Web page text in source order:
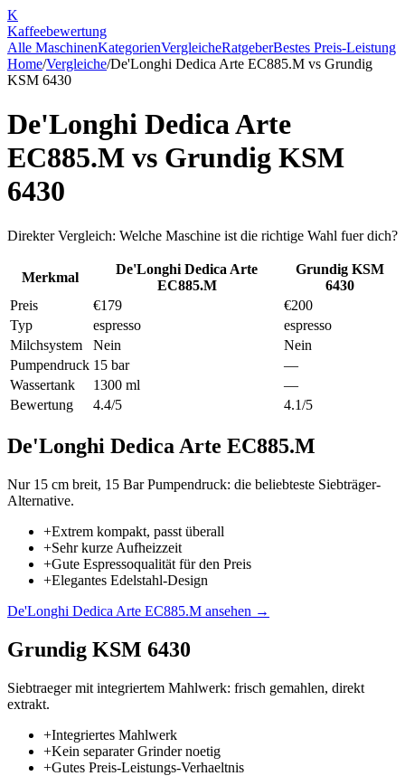
K
Kaffeebewertung
Alle MaschinenKategorienVergleicheRatgeberBestes Preis-Leistung
Home/Vergleiche/De'Longhi Dedica Arte EC885.M vs Grundig
KSM 6430
De'Longhi Dedica Arte
EC885.M vs Grundig KSM
6430
Direkter Vergleich: Welche Maschine ist die richtige Wahl fuer dich?
Merkmal
De'Longhi Dedica Arte
EC885.M
Grundig KSM
6430
Preis
€179
€200
Typ
espresso
espresso
Milchsystem
Nein
Nein
Pumpendruck 15 bar
—
Wassertank
1300 ml
—
Bewertung
4.4/5 4.1/5
De'Longhi Dedica Arte EC885.M
Nur 15 cm breit, 15 Bar Pumpendruck: die beliebteste Siebträger-
Alternative.
+Extrem kompakt, passt überall
+Sehr kurze Aufheizzeit
+Gute Espressoqualität für den Preis
+Elegantes Edelstahl-Design
De'Longhi Dedica Arte EC885.M ansehen →
Grundig KSM 6430
Siebtraeger mit integriertem Mahlwerk: frisch gemahlen, direkt
extrakt.
+Integriertes Mahlwerk
+Kein separater Grinder noetig
+Gutes Preis-Leistungs-Verhaeltnis